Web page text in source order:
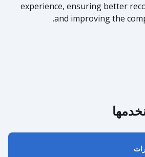
experience, ensuring better
and improving the